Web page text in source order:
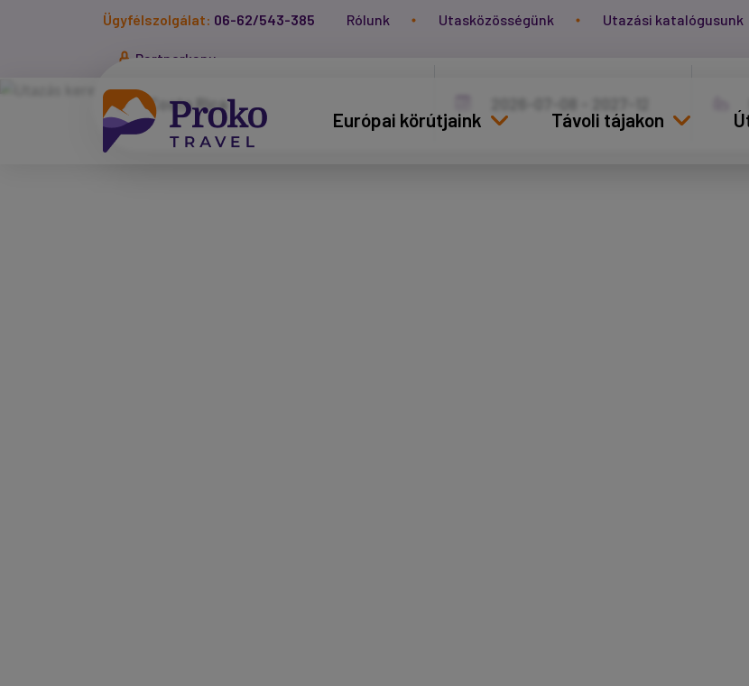
Ügyfélszolgálat: 06-62/543-385 Rólunk Utasközösségünk Utazási katalógusunk
Partnerkapu
Európai körútjaink Távoli tájakon